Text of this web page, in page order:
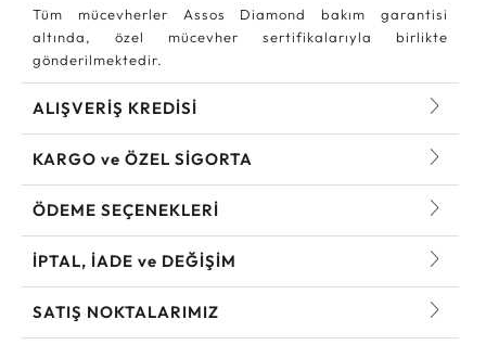
Tüm mücevherler Assos Diamond bakım garantisi
altında, özel mücevher sertifikalarıyla birlikte
gönderilmektedir.
ALIŞVERİŞ KREDİSİ
KARGO ve ÖZEL SİGORTA
ÖDEME SEÇENEKLERİ
İPTAL, İADE ve DEĞİŞİM
SATIŞ NOKTALARIMIZ